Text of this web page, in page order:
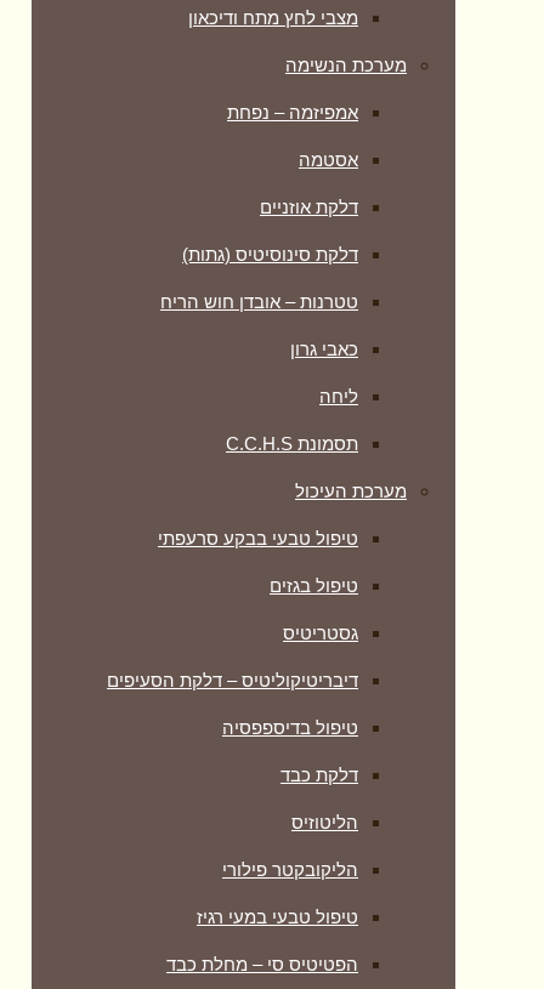
מצבי לחץ מתח ודיכאון
מערכת הנשימה
אמפיזמה – נפחת
אסטמה
דלקת אוזניים
דלקת סינוסיטיס (גתות)
טטרנות – אובדן חוש הריח
כאבי גרון
ליחה
תסמונת C.C.H.S
מערכת העיכול
טיפול טבעי בבקע סרעפתי
טיפול בגזים
גסטריטיס
דיבריטיקוליטיס – דלקת הסעיפים
טיפול בדיספפסיה
דלקת כבד
הליטוזיס
הליקובקטר פילורי
טיפול טבעי במעי רגיז
הפטיטיס סי – מחלת כבד